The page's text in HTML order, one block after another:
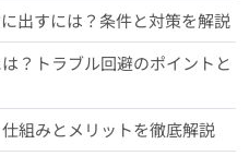
出すには？条件と対策を解説
？トラブル回避のポイントと
組みとメリットを徹底解説